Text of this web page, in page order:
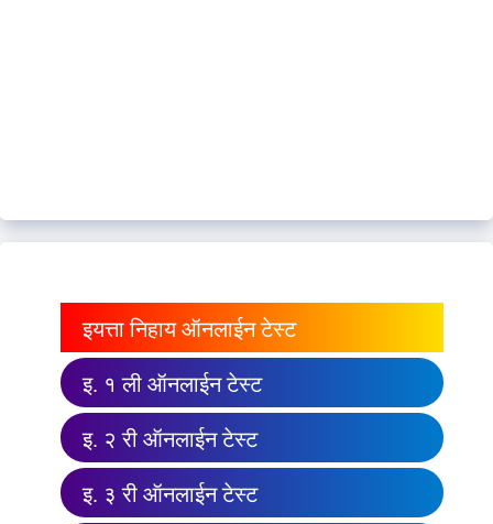
इयत्ता निहाय ऑनलाईन टेस्ट
इ. १ ली ऑनलाईन टेस्ट
इ. २ री ऑनलाईन टेस्ट
इ. ३ री ऑनलाईन टेस्ट